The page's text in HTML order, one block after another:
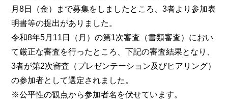
月8日（金）まで募集をしましたところ、3者より参加表
明書等の提出がありました。
令和8年5月11日（月）の第1次審査（書類審査）におい
て厳正な審査を行ったところ、下記の審査結果となり、
3者が第2次審査（プレゼンテーション及びヒアリング）
の参加者として選定されました。
※公平性の観点から参加者名を伏せています。